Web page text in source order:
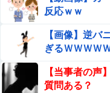
【画像】 JKさん、日
母が亡くなって４年も
れない。男「借金で納
が」男「骨は絶対に渡
ギリギリやれるブス
反応ｗｗ
【画像】逆バ
ぎるＷＷＷＷ
【当事者の声
質問ある？